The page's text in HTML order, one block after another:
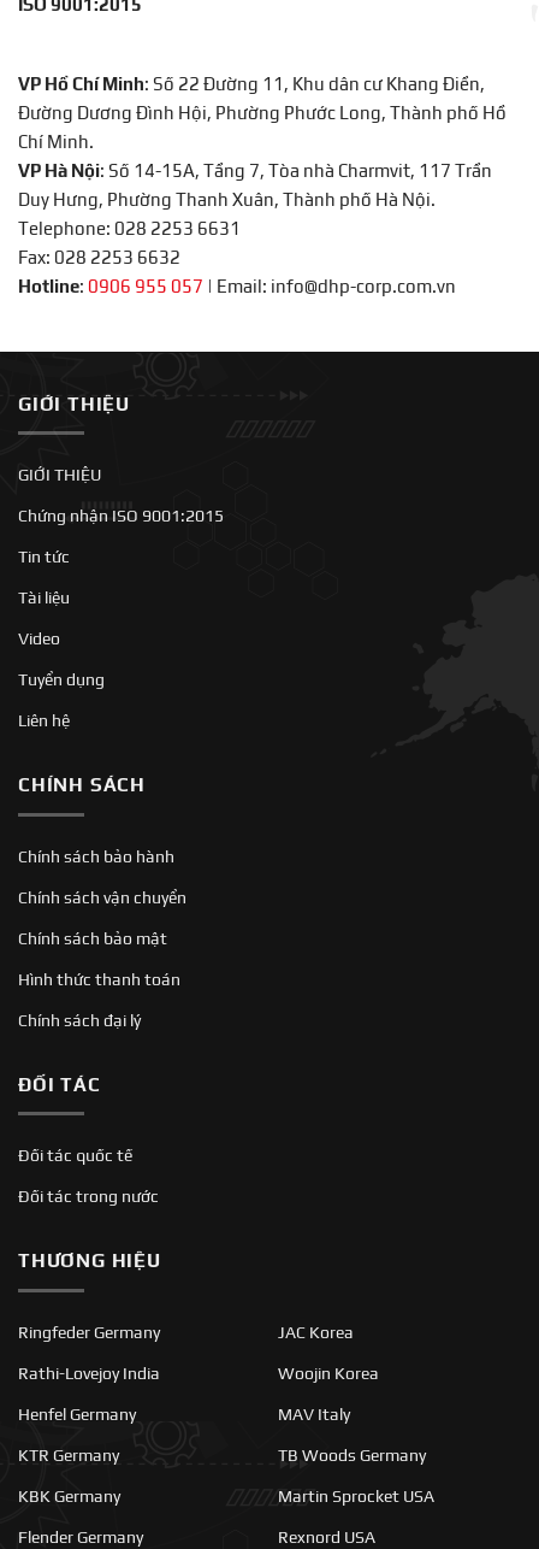
VP Hồ Chí Minh: Số 22 Đường 11, Khu dân cư Khang Điền,
Đường Dương Đình Hội, Phường Phước Long, Thành phố Hồ
Chí Minh.
VP Hà Nội: Số 14-15A, Tầng 7, Tòa nhà Charmvit, 117 Trần
Duy Hưng, Phường Thanh Xuân, Thành phố Hà Nội.
Telephone: 028 2253 6631
Fax: 028 2253 6632
Hotline: 0906 955 057 | Email: info@dhp-corp.com.vn
GIỚI THIỆU
GIỚI THIỆU
Chứng nhận ISO 9001:2015
Tin tức
Tài liệu
Video
Tuyển dụng
Liên hệ
CHÍNH SÁCH
Chính sách bảo hành
Chính sách vận chuyển
Chính sách bảo mật
Hình thức thanh toán
Chính sách đại lý
ĐỐI TÁC
Đối tác quốc tế
Đối tác trong nước
THƯƠNG HIỆU
Ringfeder Germany
Rathi-Lovejoy India
Henfel Germany
KTR Germany
KBK Germany
Flender Germany
JAC Korea
Woojin Korea
MAV Italy
TB Woods Germany
Martin Sprocket USA
Rexnord USA